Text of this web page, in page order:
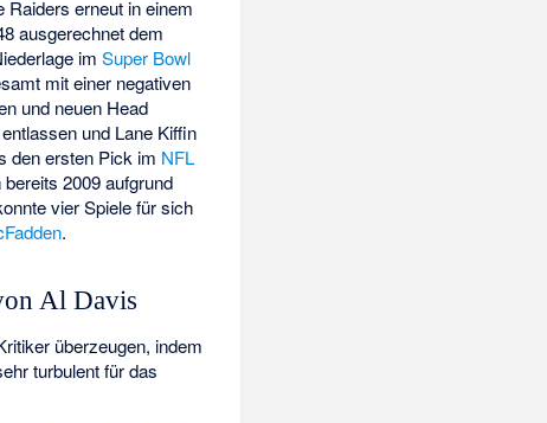
Raiders erneut in einem
ausgerechnet dem
imSuper Bowl
mit einer negativen
und neuen Head
und Lane Kiffin
den ersten Pick im NFL
2009 aufgrund
vier Spiele für sich
.
Al Davis
überzeugen, indem
turbulent für das